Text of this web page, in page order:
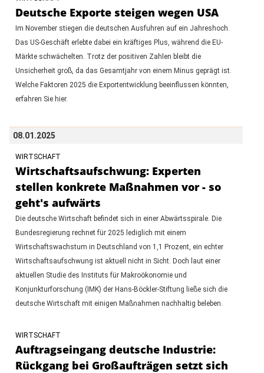
Deutsche Exporte steigen wegen USA
Im November stiegen die deutschen Ausfuhren auf ein Jahreshoch.
Das US-Geschäft erlebte dabei ein kräftiges Plus, während die EU-
Märkte schwächelten. Trotz der positiven Zahlen bleibt die
Unsicherheit groß, da das Gesamtjahr von einem Minus geprägt ist.
Welche Faktoren 2025 die Exportentwicklung beeinflussen könnten,
erfahren Sie hier.
08.01.2025
WIRTSCHAFT
Wirtschaftsaufschwung: Experten
stellen konkrete Maßnahmen vor - so
geht's aufwärts
Die deutsche Wirtschaft befindet sich in einer Abwärtsspirale. Die
Bundesregierung rechnet für 2025 lediglich mit einem
Wirtschaftswachstum in Deutschland von 1,1 Prozent, ein echter
Wirtschaftsaufschwung ist aktuell nicht in Sicht. Doch laut einer
aktuellen Studie des Instituts für Makroökonomie und
Konjunkturforschung (IMK) der Hans-Böckler-Stiftung ließe sich die
deutsche Wirtschaft mit einigen Maßnahmen nachhaltig beleben.
WIRTSCHAFT
Auftragseingang deutsche Industrie:
Rückgang bei Großaufträgen setzt sich